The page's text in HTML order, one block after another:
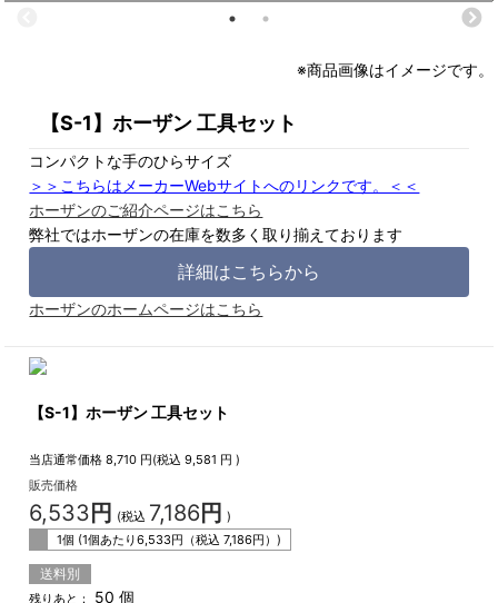
※商品画像はイメージです。
【S-1】ホーザン 工具セット
コンパクトな手のひらサイズ
＞＞こちらはメーカーWebサイトへのリンクです。＜＜
ホーザンのご紹介ページはこちら
弊社ではホーザンの在庫を数多く取り揃えております
詳細はこちらから
ホーザンのホームページはこちら
【S-1】ホーザン 工具セット
当店通常価格 8,710 円(税込9,581 円 )
販売価格
6,533 円 (税込 7,186円 )
1個 (1個あたり6,533円（税込7,186円）)
送料別
残りあと： 50 個